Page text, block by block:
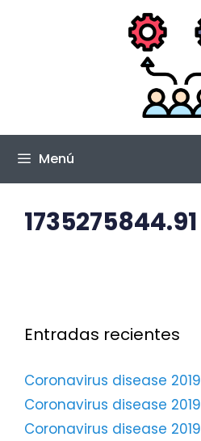
Menú
1735275844.91
Entradas recientes
Coronavirus disease 2019
Coronavirus disease 2019
Coronavirus disease 2019